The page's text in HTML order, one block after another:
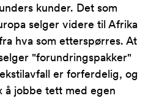
kunder. Det som
selger videre til Afrika
hva som etterspørres. At
"forundringspakker"
er forferdelig, og
å jobbe tett med egen